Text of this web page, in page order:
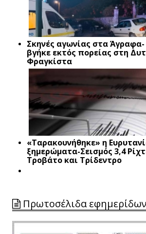
Σκηνές αγωνίας στα
βγήκε εκτός πορείας στη
Φραγκίστα
«Ταρακουνήθηκε» η
ξημερώματα-Σεισμός 3,4
Τροβάτο και Τρίδεντρο
Πρωτοσέλιδα εφημερίδων